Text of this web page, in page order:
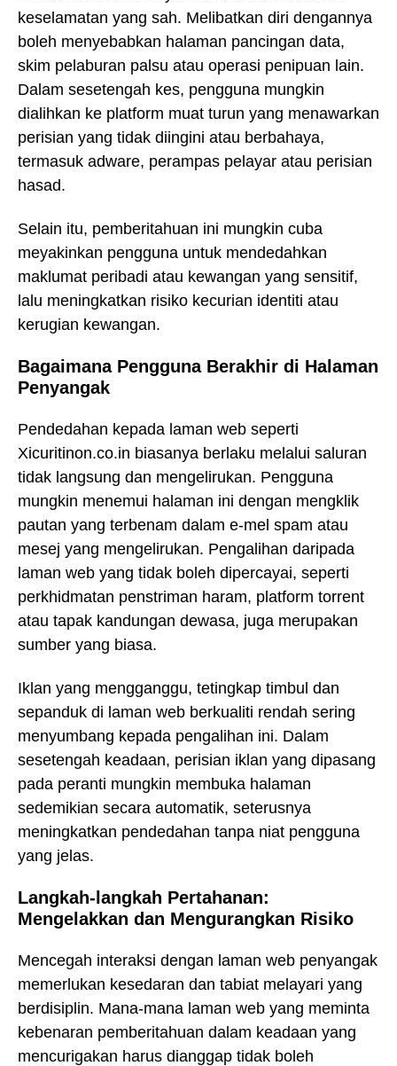
keselamatan yang sah. Melibatkan diri dengannya
boleh menyebabkan halaman pancingan data,
skim pelaburan palsu atau operasi penipuan lain.
Dalam sesetengah kes, pengguna mungkin
dialihkan ke platform muat turun yang menawarkan
perisian yang tidak diingini atau berbahaya,
termasuk adware, perampas pelayar atau perisian
hasad.
Selain itu, pemberitahuan ini mungkin cuba
meyakinkan pengguna untuk mendedahkan
maklumat peribadi atau kewangan yang sensitif,
lalu meningkatkan risiko kecurian identiti atau
kerugian kewangan.
Bagaimana Pengguna Berakhir di Halaman
Penyangak
Pendedahan kepada laman web seperti
Xicuritinon.co.in biasanya berlaku melalui saluran
tidak langsung dan mengelirukan. Pengguna
mungkin menemui halaman ini dengan mengklik
pautan yang terbenam dalam e-mel spam atau
mesej yang mengelirukan. Pengalihan daripada
laman web yang tidak boleh dipercayai, seperti
perkhidmatan penstriman haram, platform torrent
atau tapak kandungan dewasa, juga merupakan
sumber yang biasa.
Iklan yang mengganggu, tetingkap timbul dan
sepanduk di laman web berkualiti rendah sering
menyumbang kepada pengalihan ini. Dalam
sesetengah keadaan, perisian iklan yang dipasang
pada peranti mungkin membuka halaman
sedemikian secara automatik, seterusnya
meningkatkan pendedahan tanpa niat pengguna
yang jelas.
Langkah-langkah Pertahanan:
Mengelakkan dan Mengurangkan Risiko
Mencegah interaksi dengan laman web penyangak
memerlukan kesedaran dan tabiat melayari yang
berdisiplin. Mana-mana laman web yang meminta
kebenaran pemberitahuan dalam keadaan yang
mencurigakan harus dianggap tidak boleh